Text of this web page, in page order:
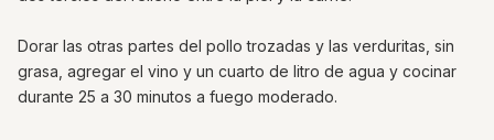
Dorar las otras partes del pollo trozadas y las verduritas, sin
grasa, agregar el vino y un cuarto de litro de agua y cocinar
durante 25 a 30 minutos a fuego moderado.